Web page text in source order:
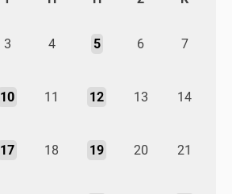
3 4 5 6 7
10 11 12 13 14
17 18 19 20 21